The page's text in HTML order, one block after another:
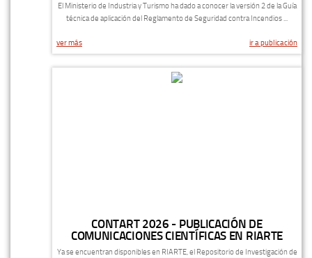
El Ministerio de Industria y Turismo ha dado a conocer la versión 2 de la Guía
técnica de aplicación del Reglamento de Seguridad contra Incendios ...
ver más ir a publicación
CONTART 2026 - PUBLICACIÓN DE
COMUNICACIONES CIENTÍFICAS EN RIARTE
Ya se encuentran disponibles en RIARTE, el Repositorio de Investigación de